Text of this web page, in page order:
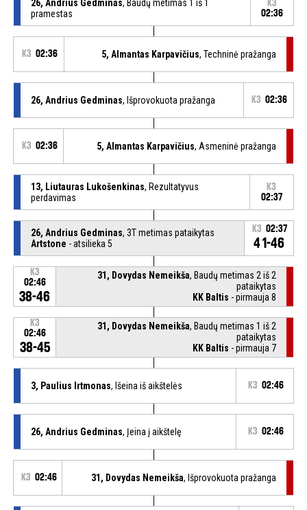
26, Andrius Gedminas, Baudų metimas 1 iš 1
pramestas
K3
02:36
K3 02:36 5, Almantas Karpavičius, Techninė pražanga
26, Andrius Gedminas, Išprovokuota pražanga K3 02:36
K3 02:36 5, Almantas Karpavičius, Asmeninė pražanga
13, Liutauras Lukošenkinas, Rezultatyvus
perdavimas
K3
02:37
26, Andrius Gedminas, 3T metimas pataikytas
Artstone - atsilieka 5
K3 02:37
41-46
K3
02:46
38-46
31, Dovydas Nemeikša, Baudų metimas 2 iš 2
pataikytas
KK Baltis - pirmauja 8
K3
02:46
38-45
31, Dovydas Nemeikša, Baudų metimas 1 iš 2
pataikytas
KK Baltis - pirmauja 7
3, Paulius Irtmonas, Išeina iš aikštelės K3 02:46
26, Andrius Gedminas, Įeina į aikštelę K3 02:46
K3 02:46 31, Dovydas Nemeikša, Išprovokuota pražanga